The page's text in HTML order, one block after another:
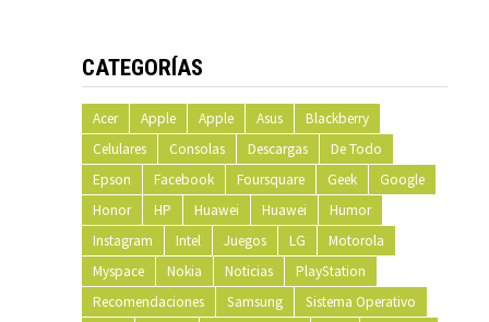
CATEGORÍAS
Acer Apple Apple Asus
Blackberry
Celulares
Consolas Descargas
De Todo
Epson
Facebook Foursquare Geek
Google
Honor
HP Huawei Huawei
Humor
Instagram
Intel Juegos LG
Motorola
Myspace
Nokia Noticias
PlayStation
Recomendaciones
Samsung
Sistema Operativo